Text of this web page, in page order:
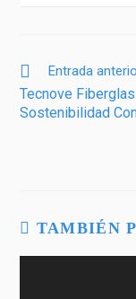
Entrada
Tecnove
Sostenibilidad
TAMBIÉN